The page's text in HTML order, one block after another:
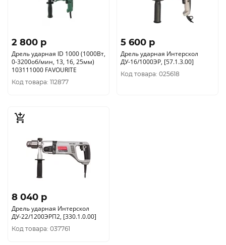
2 800 p
Дрель ударная ID 1000 (1000Вт,
0-3200об/мин, 13, 16, 25мм)
103111000 FAVOURITE
Код товара: 112877
5 600 p
Дрель ударная Интерскол
ДУ-16/1000ЭР, [57.1.3.00]
Код товара: 025618
8 040 p
Дрель ударная Интерскол
ДУ-22/1200ЭРП2, [330.1.0.00]
Код товара: 037761